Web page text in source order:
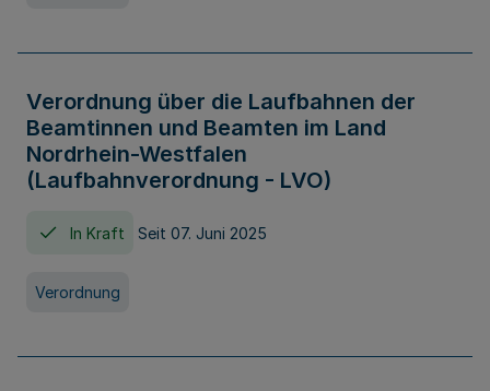
Verordnung über die Laufbahnen der
Beamtinnen und Beamten im Land
Nordrhein-Westfalen
(Laufbahnverordnung - LVO)
In Kraft Seit 07. Juni 2025
Verordnung